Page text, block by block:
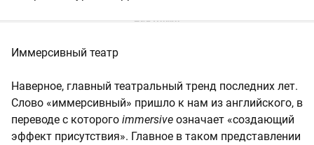
Иммерсивный театр
Наверное, главный театральный тренд последних лет.
Слово «иммерсивный» пришло к нам из английского, в
переводе с которого immersive означает «создающий
эффект присутствия». Главное в таком представлении